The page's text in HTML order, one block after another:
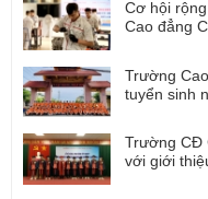
Cơ hội
Cao đẳng
Trường
tuyển sinh
Trường CĐ
với giới